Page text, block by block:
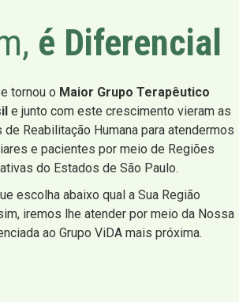
é Diferencial
tornou o Maior Grupo Terapêutico
e junto com este crescimento vieram as
Reabilitação Humana para atendermos
e pacientes por meio de Regiões
do Estados de São Paulo.
escolha abaixo qual a Sua Região
iremos lhe atender por meio da Nossa
ao Grupo ViDA mais próxima.